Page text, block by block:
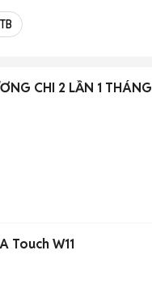
CHI 2 LẦN 1 THÁNG
Touch W11